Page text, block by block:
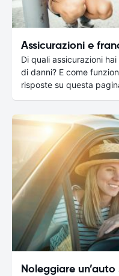
Assicurazioni e
Di quali assicurazioni
di danni? E come
risposte su questa
Noleggiare